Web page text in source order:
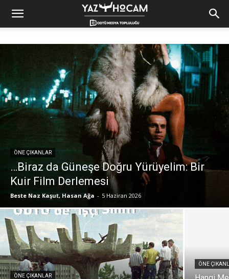
Yaz
Hocam!
ÖNE ÇIKANLAR
…Biraz da Güneşe Doğru Yürüyelim: Bir
Kuir Film Derlemesi
Beste Naz Kaşut, Hasan Ağa - 5 Haziran 2026
ÖNE ÇIKANLAR
ÖNE